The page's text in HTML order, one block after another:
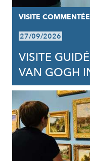
VISITE COMMENTÉE
27/09/2026
VISITE
VAN GOGH